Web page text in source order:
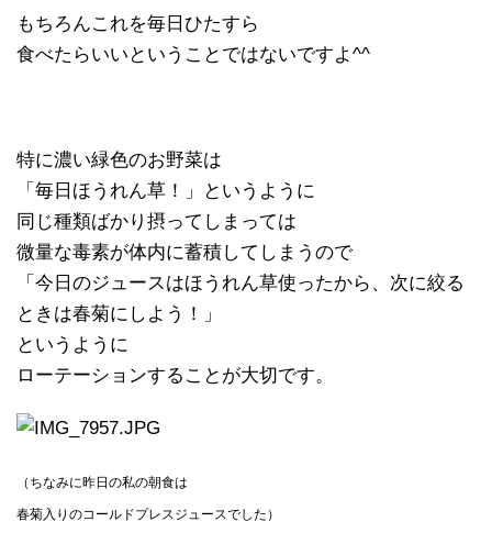
もちろんこれを毎日ひたすら
食べたらいいということではないですよ^^
特に濃い緑色のお野菜は
「毎日ほうれん草！」というように
同じ種類ばかり摂ってしまっては
微量な毒素が体内に蓄積してしまうので
「今日のジュースはほうれん草使ったから、次に絞る
ときは春菊にしよう！」
というように
ローテーションすることが大切です。
（ちなみに昨日の私の朝食は
春菊入りのコールドプレスジュースでした）